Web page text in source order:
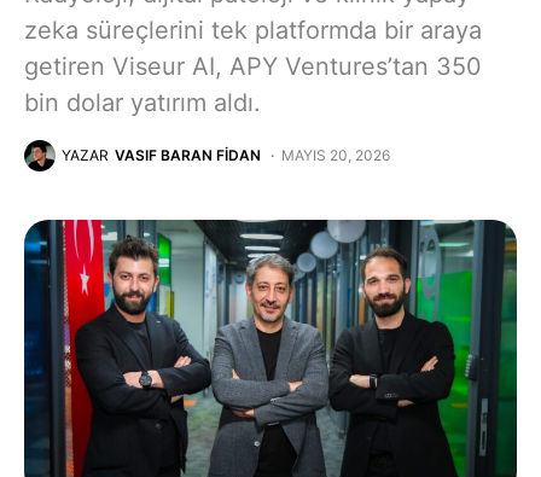
zeka süreçlerini tek platformda bir araya
getiren Viseur AI, APY Ventures’tan 350
bin dolar yatırım aldı.
YAZAR VASIF BARAN FIDAN MAYIS 20, 2026